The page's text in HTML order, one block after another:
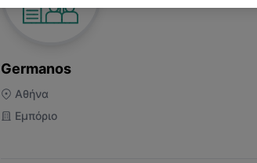
Germanos
Αθήνα
Εμπόριο